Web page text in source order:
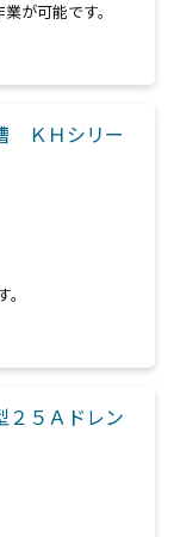
が可能です。
ＫＨシリー
５Ａドレン